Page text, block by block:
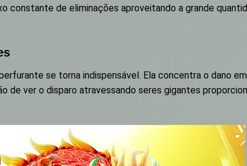
constante de eliminações aproveitando a grande
se torna indispensável. Ela concentra o dano
de ver o disparo atravessando seres gigantes